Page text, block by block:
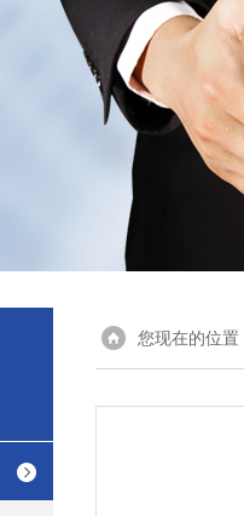
您现在的位置